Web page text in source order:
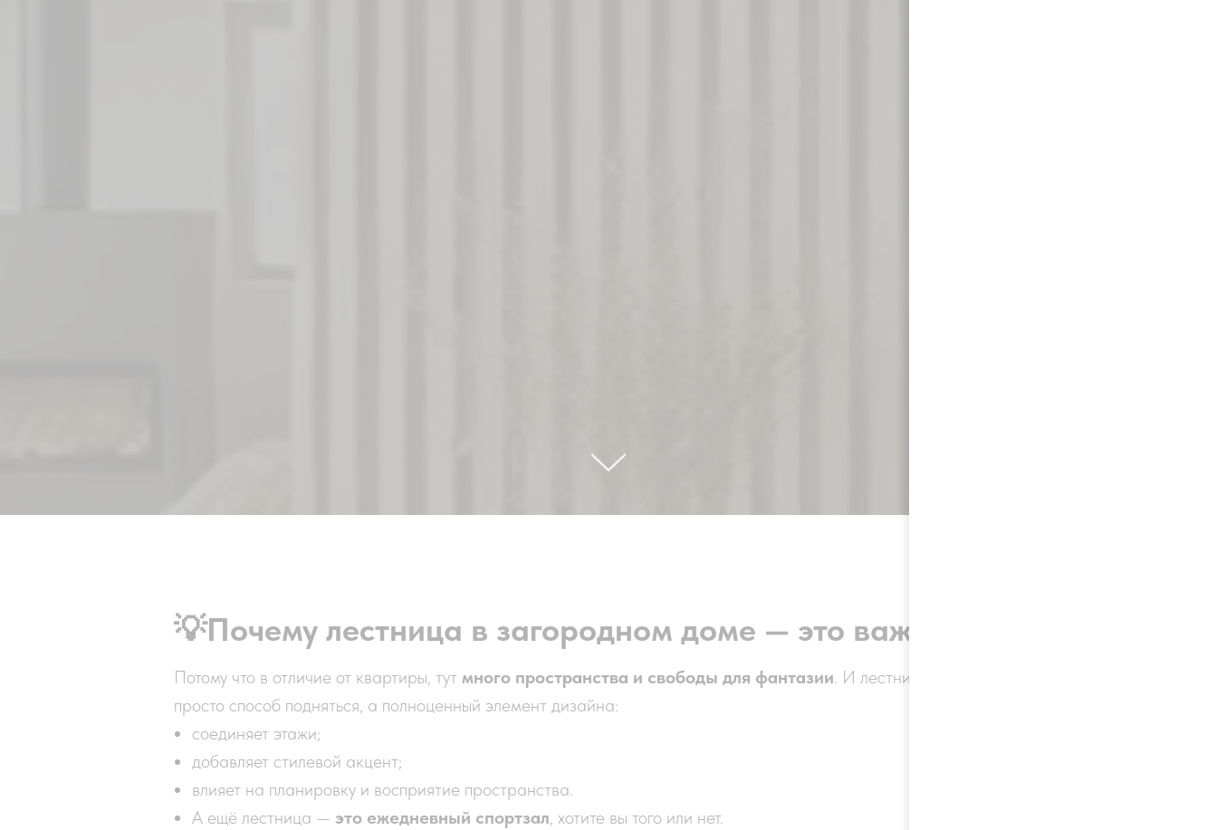
💡Почему лестница в загородном доме — это важно?
Потому что в отличие от квартиры, тут много пространства и свободы для фантазии. И лестница — это не
просто способ подняться, а полноценный элемент дизайна:
соединяет этажи;
добавляет стилевой акцент;
влияет на планировку и восприятие пространства.
А ещё лестница — это ежедневный спортзал, хотите вы того или нет.